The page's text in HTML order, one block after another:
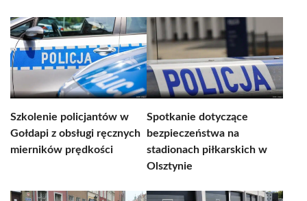
Szkolenie policjantów w
Gołdapi z obsługi ręcznych
mierników prędkości
Spotkanie dotyczące
bezpieczeństwa na
stadionach piłkarskich w
Olsztynie